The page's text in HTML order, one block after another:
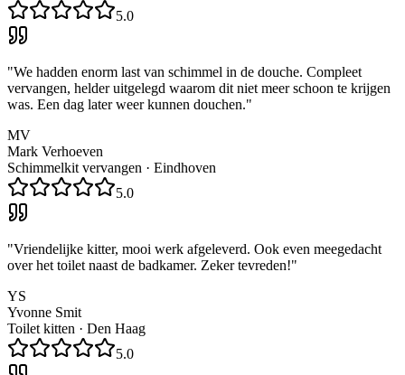
5.0
"We hadden enorm last van schimmel in de douche. Compleet
vervangen, helder uitgelegd waarom dit niet meer schoon te krijgen
was. Een dag later weer kunnen douchen."
MV
Mark Verhoeven
Schimmelkit vervangen · Eindhoven
5.0
"Vriendelijke kitter, mooi werk afgeleverd. Ook even meegedacht
over het toilet naast de badkamer. Zeker tevreden!"
YS
Yvonne Smit
Toilet kitten · Den Haag
5.0